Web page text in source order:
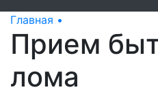
Главная •
Прием
лома